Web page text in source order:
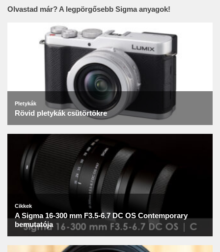
Olvastad már? A legpörgősebb Sigma anyagok!